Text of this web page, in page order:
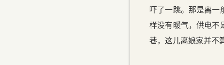
吓了一跳。那是离一
样没有暖气，供电
巷，这儿离娘家并不